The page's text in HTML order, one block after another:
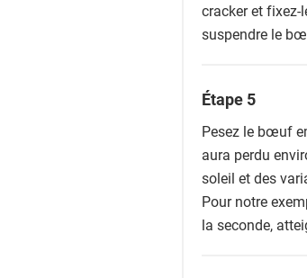
cracker et fixez-
suspendre le
Étape 5
Pesez le bœuf
aura perdu
soleil et des
Pour notre
la seconde,